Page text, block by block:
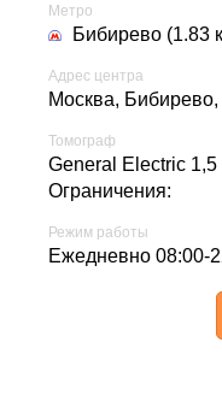
Метро
Бибирево (1.83
Адрес центра
Москва, Бибирево,
Томограф
General Electric
Ограничения:
Режим работы
ежедневно 08:00-